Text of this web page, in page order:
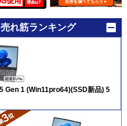
れ筋ランキング
Gen 1 (Win11pro64)(SSD新品) 5